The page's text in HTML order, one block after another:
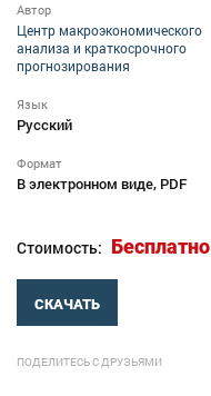
Автор
Центр макроэкономического
анализа и краткосрочного
прогнозирования
Язык
Русский
Формат
В электронном виде, PDF
Стоимость: Бесплатно
СКАЧАТЬ
ПОДЕЛИТЕСЬ С ДРУЗЬЯМИ